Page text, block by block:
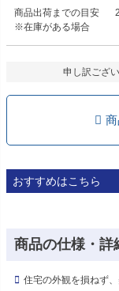
商品出荷までの目安
※在庫がある場合
申し訳ござ
おすすめはこちら
商品の仕様・詳
住宅の外観を損ねず